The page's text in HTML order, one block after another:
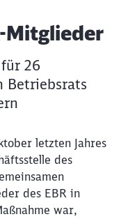
Mitglieder
26
Betriebsrats
letzten Jahres
des
des EBR in
war,
Weiter